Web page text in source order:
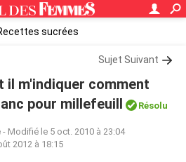
sucrées
Sujet Suivant
il m'indiquer comment
pour millefeuill
Résolu
- Modifié le 5 oct. 2010 à 23:04
2012 à 18:15